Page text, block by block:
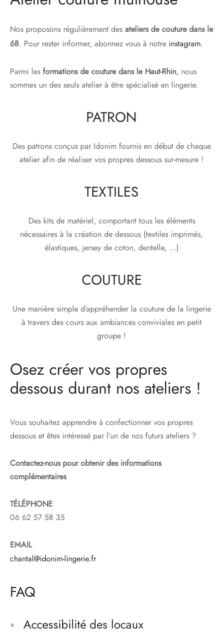
Nos proposons régulièrement des ateliers de couture dans le
68. Pour rester informer, abonnez vous à notre instagram.
Parmi les formations de couture dans le Haut-Rhin, nous
sommes un des seuls atelier à être spécialisé en lingerie.
PATRON
Des patrons conçus par Idonim fournis en début de chaque
atelier afin de réaliser vos propres dessous sur-mesure !
TEXTILES
Des kits de matériel, comportant tous les éléments
nécessaires à la création de dessous (textiles imprimés,
élastiques, jersey de coton, dentelle, …)
COUTURE
Une manière simple d’appréhender la couture de la lingerie
à travers des cours aux ambiances conviviales en petit
groupe !
Osez créer vos propres
dessous durant nos ateliers !
Vous souhaitez apprendre à confectionner vos propres
dessous et êtes intéressé par l’un de nos futurs ateliers ?
Contactez-nous pour obtenir des informations
complémentaires
TÉLÉPHONE
06 62 57 58 35
EMAIL
chantal@idonim-lingerie.fr
FAQ
a Accessibilité des locaux